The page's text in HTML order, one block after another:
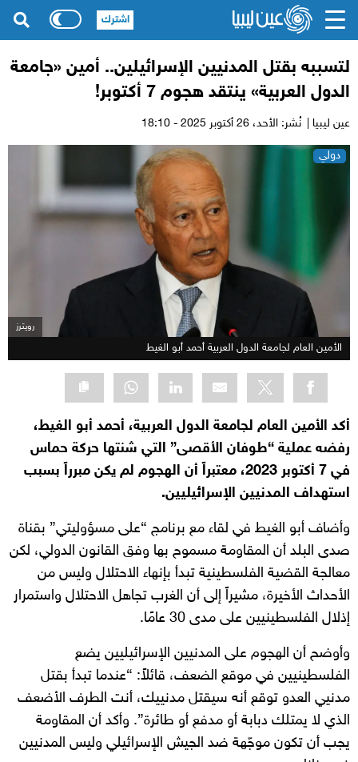
لتسببه بقتل المدنيين الإسرائيلين.. أمين «جامعة
الدول العربية» ينتقد هجوم 7 أكتوبر!
عين ليبيا | نُشر: الأحد،
دولي
رويترز
الأمين العام لجامعة الدول العربية أحمد أبو الغيط
أكد الأمين العام لجامعة الدول العربية، أحمد أبو الغيط،
رفضه عملية “طوفان الأقصى” التي شنتها حركة حماس
في 7 أكتوبر 2023، معتبراً أن الهجوم لم يكن مبرراً بسبب
استهداف المدنيين الإسرائيليين.
وأضاف أبو الغيط في لقاء مع برنامج “على مسؤوليتي” بقناة
صدى البلد أن المقاومة مسموح بها وفق القانون الدولي، لكن
معالجة القضية الفلسطينية تبدأ بإنهاء الاحتلال وليس من
الأحداث الأخيرة، مشيراً إلى أن الغرب تجاهل الاحتلال واستمرار
إذلال الفلسطينيين على مدى 30 عامًا.
وأوضح أن الهجوم على المدنيين الإسرائيليين يضع
الفلسطينيين في موقع الضعف، قائلاً: “عندما تبدأ بقتل
مدنيي العدو توقع أنه سيقتل مدنييك، أنت الطرف الأضعف
الذي لا يمتلك دبابة أو مدفع أو طائرة”. وأكد أن المقاومة
يجب أن تكون موجّهة ضد الجيش الإسرائيلي وليس المدنيين
اشترك